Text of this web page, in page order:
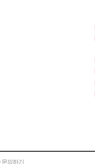
문의하기